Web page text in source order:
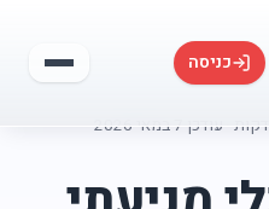
כניסה
עודכן 7 במאי 2026